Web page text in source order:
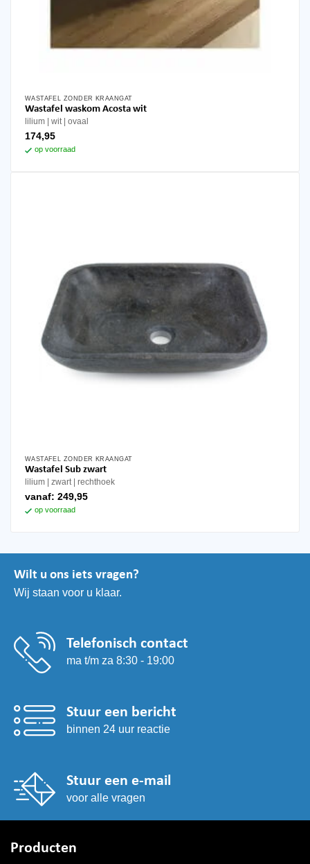
WASTAFEL ZONDER KRAANGAT
Wastafel waskom Acosta wit
lilium wit ovaal
174,95
op voorraad
WASTAFEL ZONDER KRAANGAT
Wastafel Sub zwart
lilium zwart rechthoek
vanaf: 249,95
op voorraad
Wilt u ons iets vragen?
Wij staan voor u klaar.
Telefonisch contact
ma t/m za 8:30 - 19:00
Stuur een bericht
binnen 24 uur reactie
Stuur een e-mail
voor alle vragen
Producten